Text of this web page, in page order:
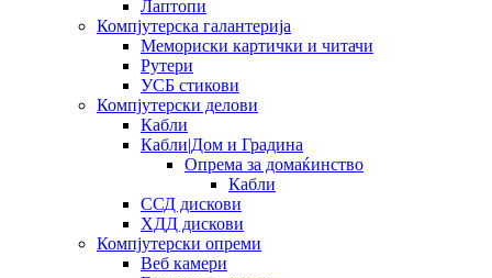
Лаптопи
Компјутерска галантерија
Мемориски картички и читачи
Рутери
УСБ стикови
Компјутерски делови
Кабли
Кабли|Дом и Градина
Опрема за домаќинство
Кабли
ССД дискови
ХДД дискови
Компјутерски опреми
Веб камери